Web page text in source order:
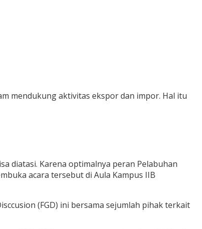
mendukung aktivitas ekspor dan impor. Hal itu
diatasi. Karena optimalnya peran Pelabuhan
acara tersebut di Aula Kampus IIB
(FGD) ini bersama sejumlah pihak terkait